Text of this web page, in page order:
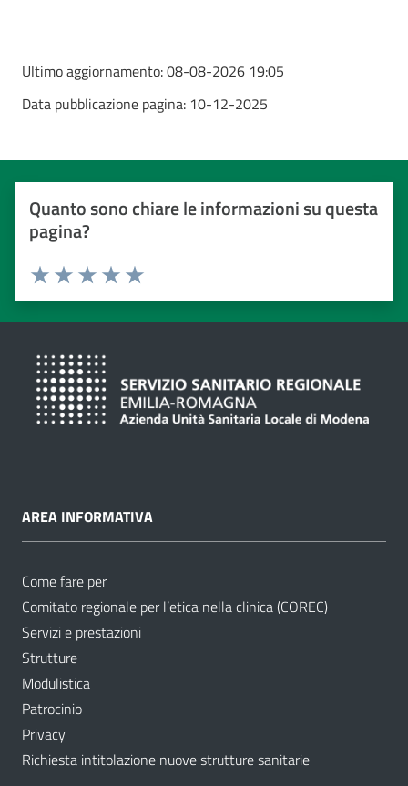
Ultimo aggiornamento:08-08-2026 19:05
Data pubblicazione pagina: 10-12-2025
Quanto sono chiare le informazioni su questa
pagina?
Valuta da 1 a 5 stelle
Valuta 5 stelle su 5
Valuta 4 stelle su 5
Valuta 3 stelle su 5
Valuta 2 stelle su 5
Valuta 1 stelle su 5
AREA INFORMATIVA
Come fare per
Comitato regionale per l’etica nella clinica (COREC)
Servizi e prestazioni
Strutture
Modulistica
Patrocinio
Privacy
Richiesta intitolazione nuove strutture sanitarie